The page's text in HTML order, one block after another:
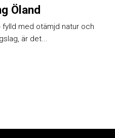
Öland
fylld med otämjd natur och
är det...